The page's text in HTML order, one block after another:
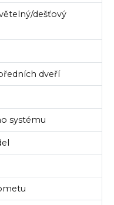
dešťový
dveří
systému